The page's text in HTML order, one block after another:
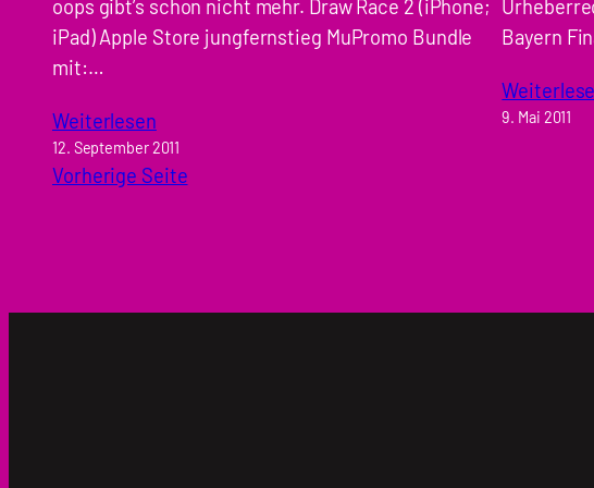
oops gibt’s schon nicht mehr. Draw Race 2 (iPhone;
iPad) Apple Store jungfernstieg MuPromo Bundle
mit:…
Weiterlesen
12. September 2011
Bayern
9. Mai 2011
Vorherige Seite